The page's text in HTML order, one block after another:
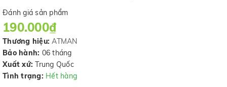
Đánh giá sản phẩm
190.000₫
Thương hiệu: ATMAN
Bảo hành: 06 tháng
Xuất xứ: Trung Quốc
Tình trạng: Hết hàng